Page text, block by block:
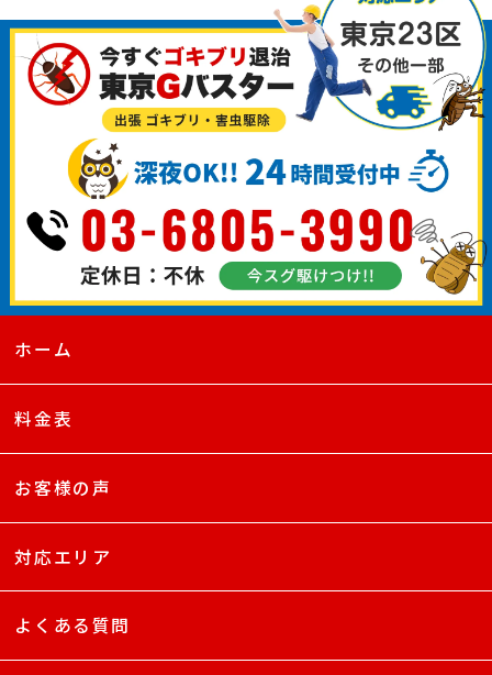
ホーム
料金表
お客様の声
対応エリア
よくある質問